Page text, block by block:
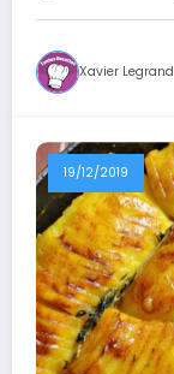
Xavier Legrand
19/12/2019